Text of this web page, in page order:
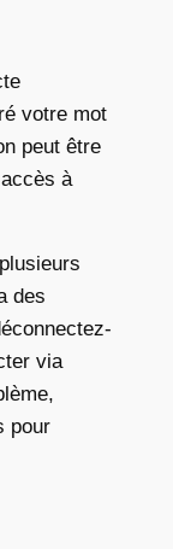
votre mot
peut être
à
des
via
pour